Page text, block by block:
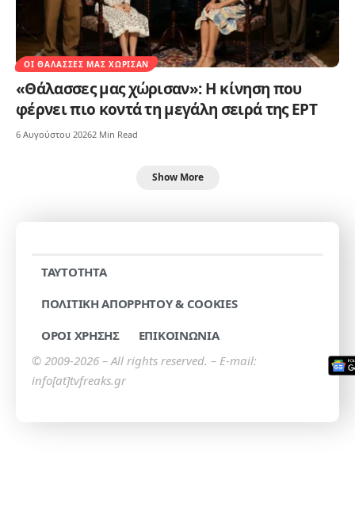
ΟΙ ΘΆΛΑΣΣΕΣ ΜΑΣ ΧΏΡΙΣΑΝ
«Θάλασσες μας χώρισαν»: Η κίνηση που
φέρνει πιο κοντά τη μεγάλη σειρά της ΕΡΤ
6 Αυγούστου 20262 Min Read
Show More
TAYTOTHTA
ΠΟΛΙΤΙΚΗ ΑΠΟΡΡΗΤΟΥ & COOKIES
ΟΡΟΙ ΧΡΗΣΗΣ
ΕΠΙΚΟΙΝΩΝΙΑ
© 2009-2026 – All rights reserved. – E-mail:
info[at]tvfreaks.gr